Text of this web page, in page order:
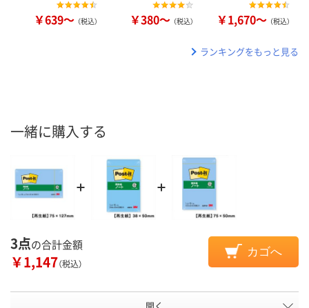
￥639～ （税込） ￥380～ （税込） ￥1,670～ （税込）
ランキングをもっと見る
一緒に購入する
3点の合計金額
￥1,147（税込）
カゴへ